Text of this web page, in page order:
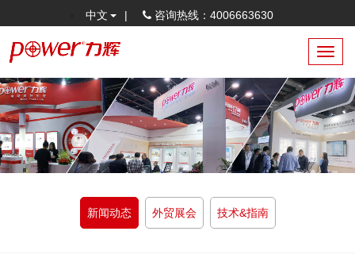
中文 | 咨询热线：4006663630
新闻动态 外贸展会 技术&指南